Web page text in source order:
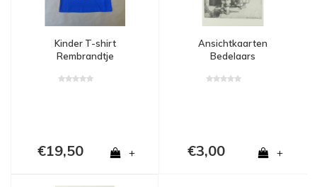
Kinder T-shirt
Rembrandtje
€19,50 +
Ansichtkaarten
Bedelaars
€3,00 +